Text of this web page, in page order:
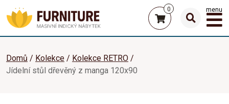
0 menu
Domů Kolekce
Kolekce RETRO
Jídelní stůl dřevěný z manga 120x90